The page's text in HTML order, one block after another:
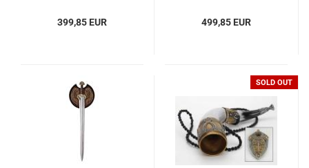
399,85 EUR 499,85 EUR
SOLD OUT